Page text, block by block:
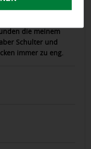
die meinem
Schulter und
immer zu eng.